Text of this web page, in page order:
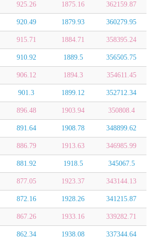
925.26 1875.16 362159.87
920.49 1879.93 360279.95
915.71 1884.71 358395.24
910.92 1889.5 356505.75
906.12 1894.3 354611.45
901.3 1899.12 352712.34
896.48 1903.94 350808.4
891.64 1908.78 348899.62
886.79 1913.63 346985.99
881.92 1918.5 345067.5
877.05 1923.37 343144.13
872.16 1928.26 341215.87
867.26 1933.16 339282.71
862.34 1938.08 337344.64